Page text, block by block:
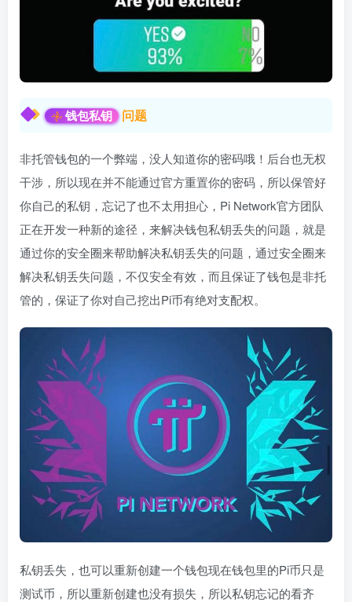
钱包私钥 问题
非托管钱包的一个弊端，没人知道你的密码哦！后台也无权
干涉，所以现在并不能通过官方重置你的密码，所以保管好
你自己的私钥，忘记了也不太用担心，Pi Network官方团队
正在开发一种新的途径，来解决钱包私钥丢失的问题，就是
通过你的安全圈来帮助解决私钥丢失的问题，通过安全圈来
解决私钥丢失问题，不仅安全有效，而且保证了钱包是非托
管的，保证了你对自己挖出Pi币有绝对支配权。
私钥丢失，也可以重新创建一个钱包现在钱包里的Pi币只是
测试币，所以重新创建也没有损失，所以私钥忘记的看齐